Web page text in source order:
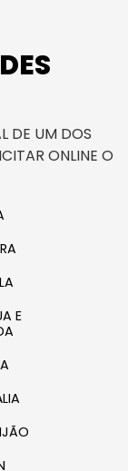
DE UM DOS
ONLINE O
E